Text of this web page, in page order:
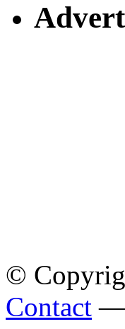
©
Contact